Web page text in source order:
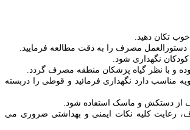
تکان دهید.
مصرف را به دقت مطالعه فرمایید.
نگهداری شود.
و با نظر گیاه پزشکان منطقه مصرف گردد.
مناسب دارد نگهداری فرمائید و قوطی را دربسته
از دستکش و ماسک استفاده شود.
رعایت کلیه نکات ایمنی و بهداشتی ضروری می